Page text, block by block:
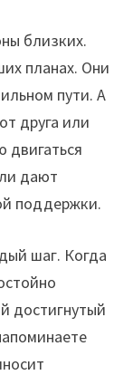
близких.
планах. Они
пути. А
друга или
двигаться
дают
поддержки.
шаг. Когда
достигнутый